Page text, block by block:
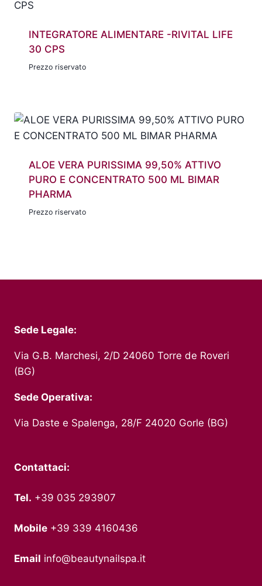
INTEGRATORE ALIMENTARE -RIVITAL LIFE
30 CPS
Prezzo riservato
ALOE VERA PURISSIMA 99,50% ATTIVO
PURO E CONCENTRATO 500 ML BIMAR
PHARMA
Prezzo riservato
Sede Legale:
Via G.B. Marchesi, 2/D 24060 Torre de Roveri
(BG)
Sede Operativa:
Via Daste e Spalenga, 28/F 24020 Gorle (BG)
Contattaci:
Tel. +39 035 293907
Mobile +39 339 4160436
Email info@beautynailspa.it